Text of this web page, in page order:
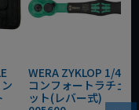
WERA ZYKLOP 1/4"
コンフォートラチェ
ット(レバー式)